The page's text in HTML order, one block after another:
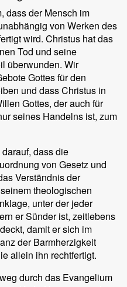
dass der Mensch im
von Werken des
wird. Christus hat das
Tod und seine
überwunden. Wir
Gottes für den
und dass Christus in
Gottes, der auch für
seines Handelns ist, zum
dass die
von Gesetz und
Verständnis der
theologischen
unter der jeder
er Sünder ist, zeitlebens
damit er sich im
der Barmherzigkeit
allein ihn rechtfertigt.
durch das Evangelium